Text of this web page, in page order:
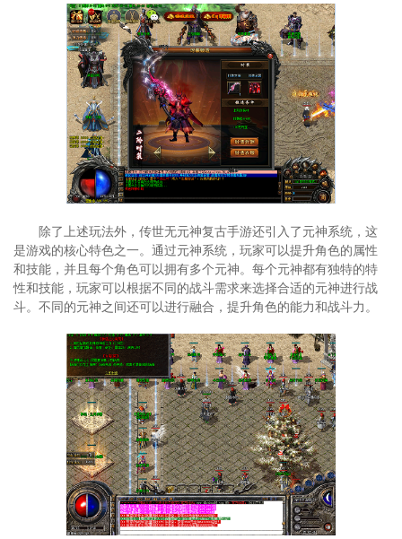
除了上述玩法外，传世无元神复古手游还引入了元神系统，这
是游戏的核心特色之一。通过元神系统，玩家可以提升角色的属性
和技能，并且每个角色可以拥有多个元神。每个元神都有独特的特
性和技能，玩家可以根据不同的战斗需求来选择合适的元神进行战
斗。不同的元神之间还可以进行融合，提升角色的能力和战斗力。